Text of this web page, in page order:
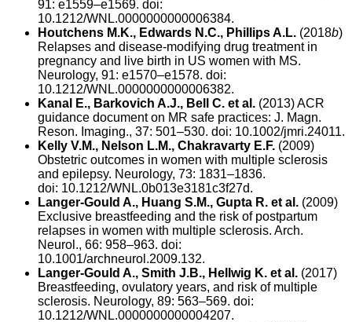
91: e1559–e1569. doi:
10.1212/WNL.0000000000006384.
Houtchens M.K., Edwards N.C., Phillips A.L. (2018b)
Relapses and disease-modifying drug treatment in
pregnancy and live birth in US women with MS.
Neurology, 91: e1570–e1578. doi:
10.1212/WNL.0000000000006382.
Kanal E., Barkovich A.J., Bell C. et al. (2013) ACR
guidance document on MR safe practices: J. Magn.
Reson. Imaging., 37: 501–530. doi: 10.1002/jmri.24011.
Kelly V.M., Nelson L.M., Chakravarty E.F. (2009)
Obstetric outcomes in women with multiple sclerosis
and epilepsy. Neurology, 73: 1831–1836.
doi: 10.1212/WNL.0b013e3181c3f27d.
Langer-Gould A., Huang S.M., Gupta R. et al. (2009)
Exclusive breastfeeding and the risk of postpartum
relapses in women with multiple sclerosis. Arch.
Neurol., 66: 958–963. doi:
10.1001/archneurol.2009.132.
Langer-Gould A., Smith J.B., Hellwig K. et al. (2017)
Breastfeeding, ovulatory years, and risk of multiple
sclerosis. Neurology, 89: 563–569. doi:
10.1212/WNL.0000000000004207.